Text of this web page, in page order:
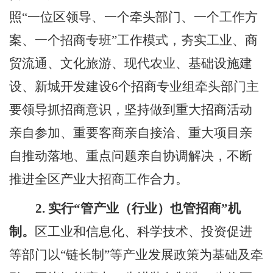
照“一位区领导、一个牵头部门、一个工作方
案、一个招商专班”工作模式，夯实工业、商
贸流通、文化旅游、现代农业、基础设施建
设、新城开发建设6个招商专业组牵头部门主
要领导抓招商意识，坚持做到重大招商活动
亲自参加、重要客商亲自接洽、重大项目亲
自推动落地、重点问题亲自协调解决，不断
推进全区产业大招商工作合力。
2. 实行“管产业（行业）也管招商”机
制。
区工业和信息化、科学技术、投资促进
等部门以“链长制”等产业发展政策为基础及牵